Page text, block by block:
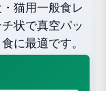
猫用一般食レ
状で真空パッ
に最適です。